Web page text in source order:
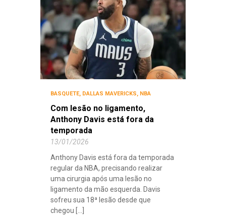
BASQUETE, DALLAS MAVERICKS, NBA
Com lesão no ligamento,
Anthony Davis está fora da
temporada
13/01/2026
Anthony Davis está fora da temporada
regular da NBA, precisando realizar
uma cirurgia após uma lesão no
ligamento da mão esquerda. Davis
sofreu sua 18ª lesão desde que
chegou [...]